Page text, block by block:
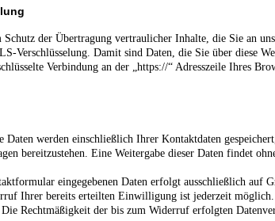
der Übertragung vertraulicher Inhalte, die Sie an
Verschlüsselung. Damit sind Daten, die Sie über diese
Verbindung an der „https://“ Adresszeile Ihres
werden einschließlich Ihrer Kontaktdaten
bereitzustehen. Eine Weitergabe dieser Daten findet
eingegebenen Daten erfolgt ausschließlich
Ihrer bereits erteilten Einwilligung ist jederzeit
Rechtmäßigkeit der bis zum Widerruf erfolgten